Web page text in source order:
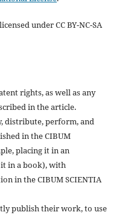
under CC BY-NC-SA
rights, as well as any
in the article.
distribute, perform, and
in the CIBUM
placing it in an
in a book), with
in the CIBUM SCIENTIA
publish their work, to use